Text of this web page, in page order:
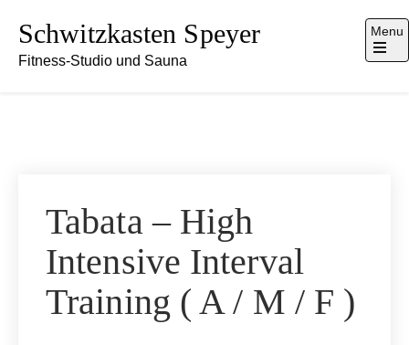
content
Schwitzkasten Speyer
Fitness-Studio und Sauna
Menu
Open
Tabata – High
Intensive Interval
Training ( A / M / F )